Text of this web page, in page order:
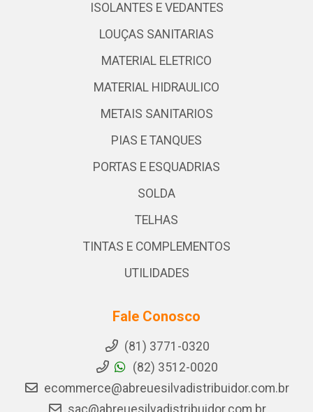
ISOLANTES E VEDANTES
LOUÇAS SANITARIAS
MATERIAL ELETRICO
MATERIAL HIDRAULICO
METAIS SANITARIOS
PIAS E TANQUES
PORTAS E ESQUADRIAS
SOLDA
TELHAS
TINTAS E COMPLEMENTOS
UTILIDADES
Fale Conosco
(81) 3771-0320
(82) 3512-0020
ecommerce@abreuesilvadistribuidor.com.br
sac@abreuesilvadistribuidor.com.br